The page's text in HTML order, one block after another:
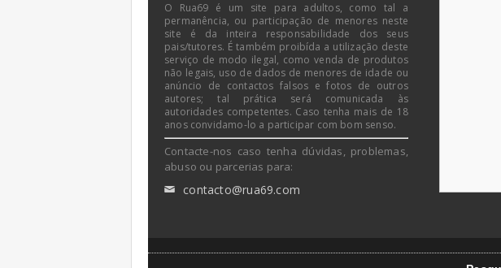
O Rua69 é um site para adultos, como tal a
permanência, ou participação de menores neste
site é da inteira responsabilidade dos seus
pais/tutores. É também proibída a utilização deste
serviço de modo ilegal, como venda de produtos
não legais, uso de dados de menores de idade ou
anúncio de contactos falsos e fotos de outros
autores; tal prática será comunicada às
autoridades competentes. Caso tenha mais de 18
anos convidamo-lo a participar com bom senso.
Contacte-nos caso tenha dúvidas, problemas,
abuso ou parcerias para:
✉ contacto@rua69.com